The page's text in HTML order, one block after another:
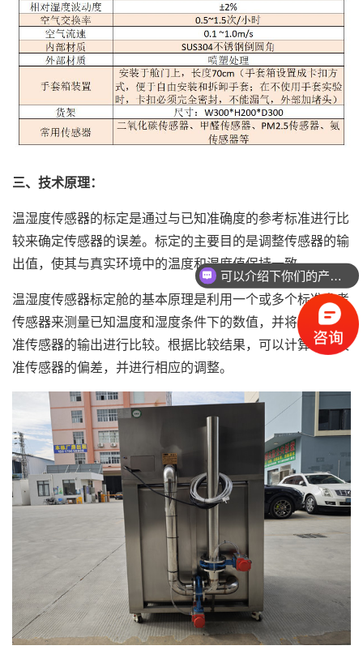
三、技术原理：
温湿度传感器的标定是通过与已知准确度的参考标准进行比
较来确定传感器的误差。标定的主要目的是调整传感器的输
出值，使其与真实环境中的温度和湿度值保持一致。
温湿度传感器标定舱的基本原理是利用一个或多个标准参考
传感器来测量已知温度和湿度条件下的数值，并将其与待校
准传感器的输出进行比较。根据比较结果，可以计算出待校
准传感器的偏差，并进行相应的调整。